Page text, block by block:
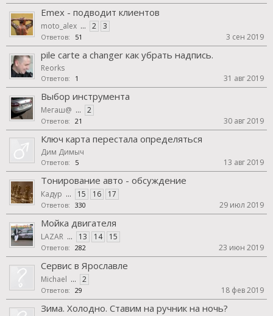
Emex - подводит клиентов
moto_alex ... 2 3
Ответов: 51 3 сен 2019
pile carte a changer как убрать надпись.
Reorks
Ответов: 1 31 авг 2019
Выбор инструмента
Mегаш@ ... 2
Ответов: 21 30 авг 2019
Ключ карта перестала определяться
Дим Димыч
Ответов: 5 13 авг 2019
Тонирование авто - обсуждение
Кадур ... 15 16 17
Ответов: 330 29 июл 2019
Мойка двигателя
LAZAR ... 13 14 15
Ответов: 282 23 июн 2019
Сервис в Ярославле
Michael ... 2
Ответов: 29 18 фев 2019
Зима. Холодно. Ставим на ручник на ночь?